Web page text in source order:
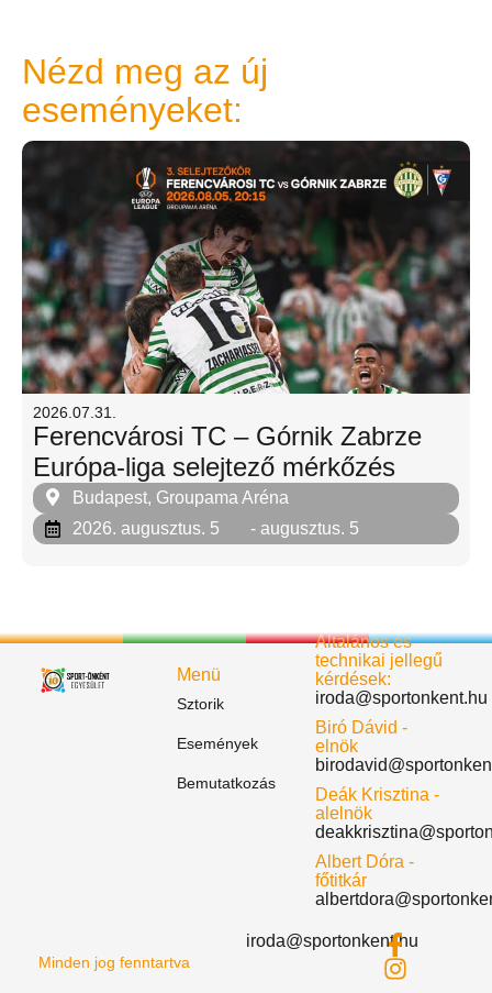
Nézd meg az új
eseményeket:
2026.07.31.
Ferencvárosi TC – Górnik Zabrze
Európa-liga selejtező mérkőzés
Budapest, Groupama Aréna
2026. augusztus. 5
- augusztus. 5
Menü
Sztorik
Események
Bemutatkozás
Általános és
technikai jellegű
kérdések:
iroda@sportonkent.hu
Biró Dávid -
elnök
Deák Krisztina -
alelnök
Albert Dóra -
főtitkár
Minden jog fenntartva
iroda@sportonkent.hu